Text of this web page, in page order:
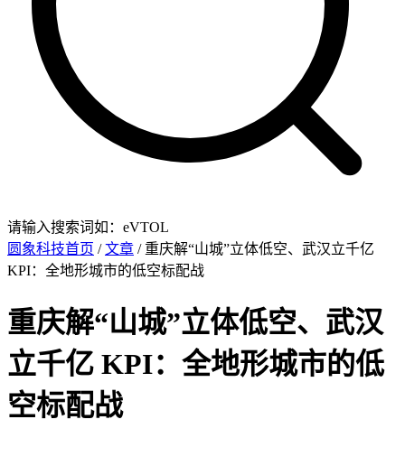
请输入搜索词如：eVTOL
圆象科技首页 /文章 / 重庆解“山城”立体低空、武汉立千亿
KPI：全地形城市的低空标配战
重庆解“山城”立体低空、武汉
立千亿 KPI：全地形城市的低
空标配战